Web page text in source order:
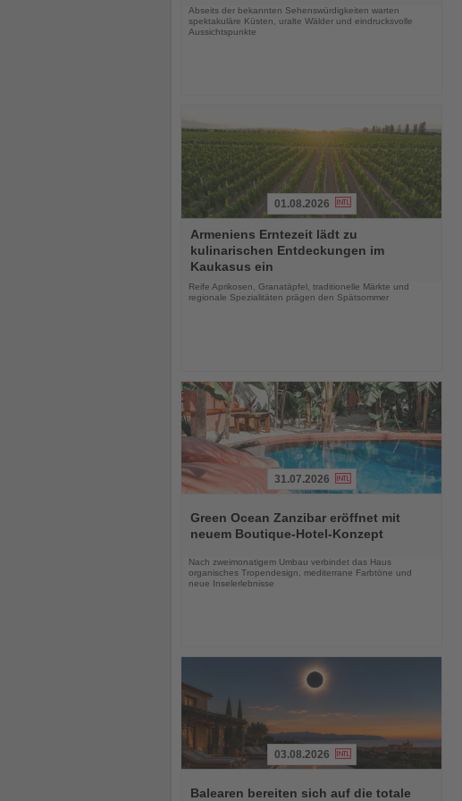
Abseits der bekannten Sehenswürdigkeiten warten
spektakuläre Küsten, uralte Wälder und eindrucksvolle
Aussichtspunkte
Sie
die
Nachrichten
01.08.2026
Armeniens Erntezeit lädt zu
kulinarischen Entdeckungen im
Kaukasus ein
Reife Aprikosen, Granatäpfel, traditionelle Märkte und
regionale Spezialitäten prägen den Spätsommer
Sie
die
31.07.2026
Green Ocean Zanzibar eröffnet mit
neuem Boutique-Hotel-Konzept
Nach zweimonatigem Umbau verbindet das Haus
organisches Tropendesign, mediterrane Farbtöne und
neue Inselerlebnisse
Sie
03.08.2026
Balearen bereiten sich auf die totale